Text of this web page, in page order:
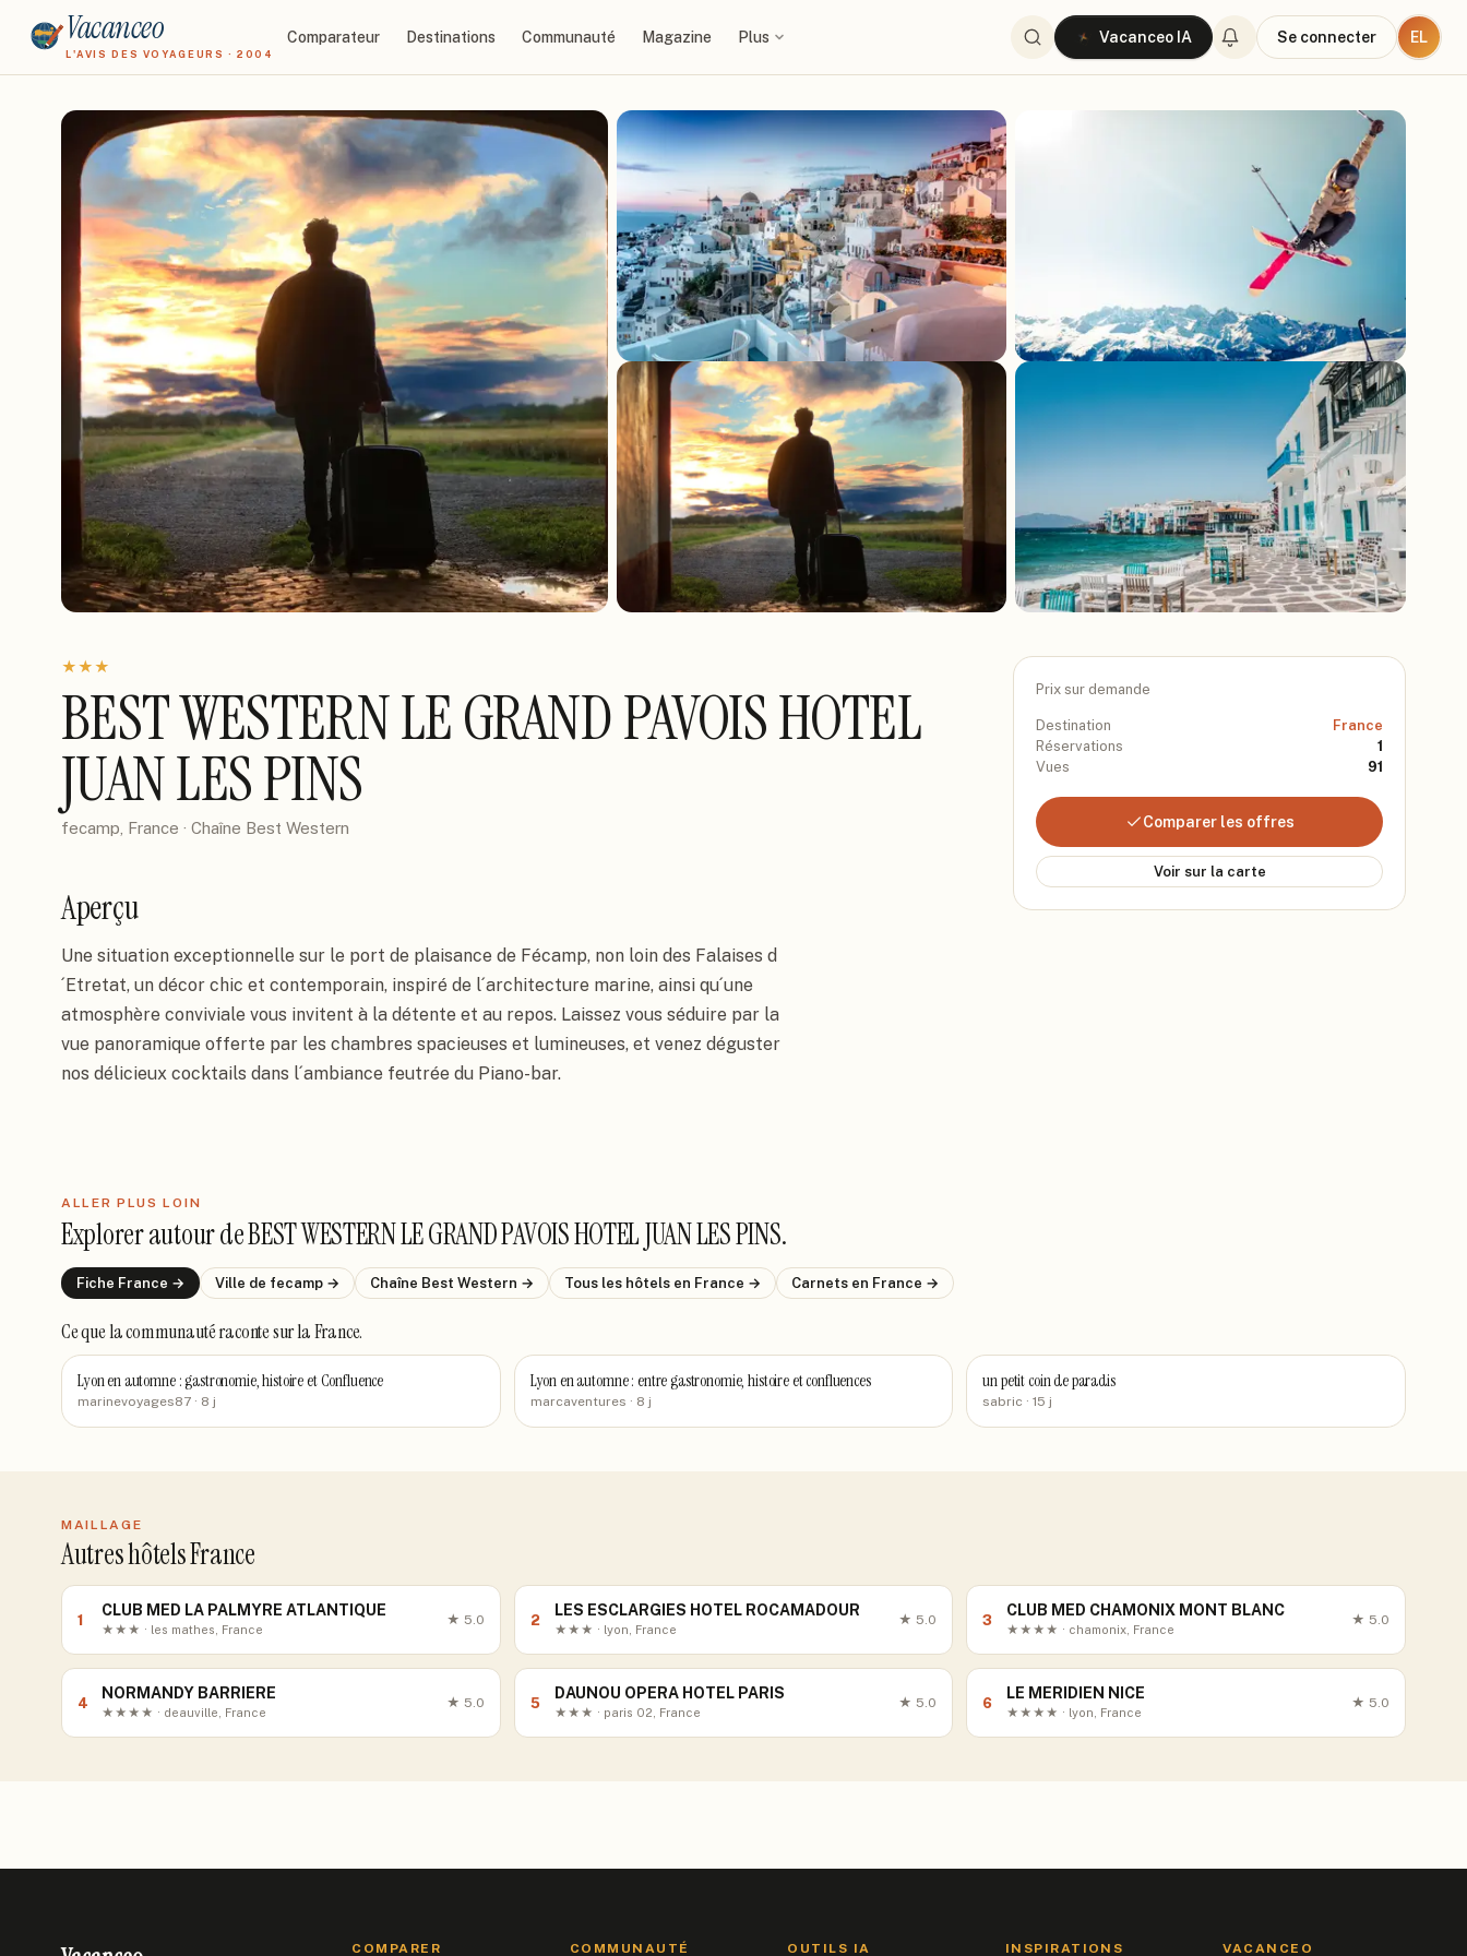
Vacanceo
L'AVIS DES VOYAGEURS · 2004
Comparateur Destinations Communauté Magazine Plus Vacanceo IA Se connecter EL
★★★
BEST WESTERN LE GRAND PAVOIS HOTEL
JUAN LES PINS
fecamp, France · Chaîne Best Western
Aperçu
Une situation exceptionnelle sur le port de plaisance de Fécamp, non loin des Falaises d
´Etretat, un décor chic et contemporain, inspiré de l´architecture marine, ainsi qu´une
atmosphère conviviale vous invitent à la détente et au repos. Laissez vous séduire par la
vue panoramique offerte par les chambres spacieuses et lumineuses, et venez déguster
nos délicieux cocktails dans l´ambiance feutrée du Piano-bar.
Prix sur demande
Destination
France
Réservations
1
Vues
91
Comparer les offres
Voir sur la carte
ALLER PLUS LOIN
Explorer autour deBEST WESTERN LE GRAND PAVOIS HOTEL JUAN LES PINS.
Fiche France → Ville de fecamp → Chaîne Best Western → Tous les hôtels en France → Carnets en France →
Ce que la communauté racontesur la France.
Lyon en automne : gastronomie, histoire et Confluence
marinevoyages87 · 8 j
Lyon en automne : entre gastronomie, histoire et confluences
marcaventures · 8 j
un petit coin de paradis
sabric · 15 j
MAILLAGE
Autres hôtels France
1
CLUB MED LA PALMYRE ATLANTIQUE
★★★ · les mathes, France
★ 5.0 2
LES ESCLARGIES HOTEL ROCAMADOUR
★★★ · lyon, France
★ 5.0 3
CLUB MED CHAMONIX MONT BLANC
★★★★ · chamonix, France
★ 5.0
4
NORMANDY BARRIERE
★★★★ · deauville, France
★ 5.0 5
DAUNOU OPERA HOTEL PARIS
★★★ · paris 02, France
★ 5.0 6
LE MERIDIEN NICE
★★★★ · lyon, France
★ 5.0
COMPARER COMMUNAUTÉ OUTILS IA INSPIRATIONS VACANCEO